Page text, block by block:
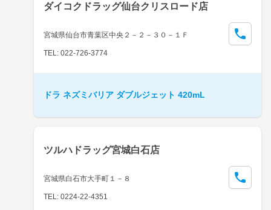
ダイコクドラッグ仙台クリスロード店
宮城県仙台市青葉区中央２－２－３０－１Ｆ
TEL: 022-726-3774
ドラ ネズミバリア ダブルジェット 420mL
ツルハドラッグ宮城白石店
宮城県白石市大手町１－８
TEL: 0224-22-4351